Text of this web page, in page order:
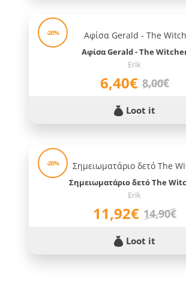
-20%
Αφίσα Gerald - The
Erik
6,40€ 8,00€
Loot it
-20%
Σημειωματάριο δετό The
Erik
11,92€ 14,90€
Loot it